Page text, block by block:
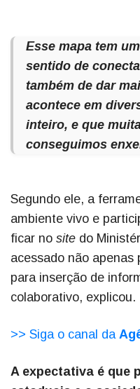
Esse mapa tem
sentido de
também de dar
acontece em
inteiro, e que
conseguimos
Segundo ele, a
ambiente vivo e
ficar no site do
acessado não apenas
para inserção de
colaborativo, explicou.
>> Siga o canal da
A expectativa é que